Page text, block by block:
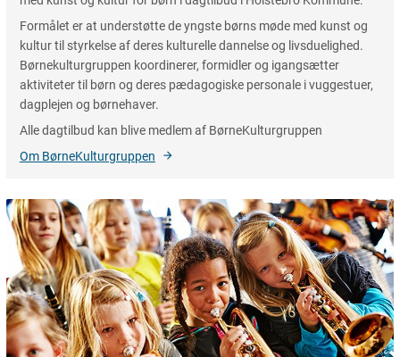
Formålet er at understøtte de yngste børns møde med kunst og
kultur til styrkelse af deres kulturelle dannelse og livsduelighed.
Børnekulturgruppen koordinerer, formidler og igangsætter
aktiviteter til børn og deres pædagogiske personale i vuggestuer,
dagplejen og børnehaver.
Alle dagtilbud kan blive medlem af BørneKulturgruppen
Om BørneKulturgruppen